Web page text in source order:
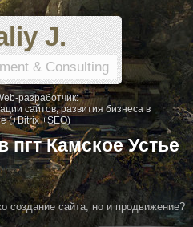
J.
& Consulting
разработчик:
сайтов, развития бизнеса в
(+Bitrix +SEO)
пгт Камское Устье
создание сайта, но и продвижение?